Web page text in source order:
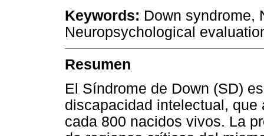
Keywords: Down syndrome,
Neuropsychological
Resumen
El Síndrome de Down (SD)
discapacidad intelectual,
cada 800 nacidos vivos. La